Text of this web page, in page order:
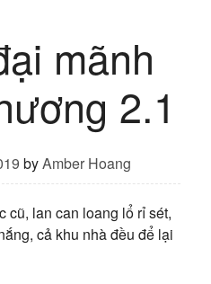
mãnh
2.1
byAmber Hoang
cũ, lan can loang lổ rỉ sét,
cả khu nhà đều để lại